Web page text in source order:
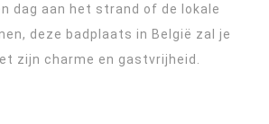
dag aan het strand of de lokale
deze badplaats in België zal je
zijn charme en gastvrijheid.